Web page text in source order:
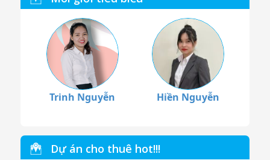
Trinh Nguyễn Hiền Nguyễn
Dự án cho thuê hot!!!